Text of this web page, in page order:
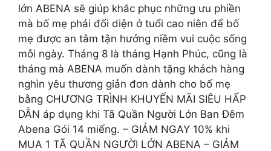
lớn ABENA sẽ giúp khắc phục những ưu phiền
mà bố mẹ phải đối diện ở tuổi cao niên để bố
mẹ được an tâm tận hưởng niềm vui cuộc sống
mỗi ngày. Tháng 8 là tháng Hạnh Phúc, cũng là
tháng mà ABENA muốn dành tặng khách hàng
nghìn yêu thương giản đơn dành cho bố mẹ
bằng CHƯƠNG TRÌNH KHUYẾN MÃI SIÊU HẤP
DẪN áp dụng khi Tã Quần Người Lớn Ban Đêm
Abena Gói 14 miếng. – GIẢM NGAY 10% khi
MUA 1 TÃ QUẦN NGƯỜI LỚN ABENA – GIẢM